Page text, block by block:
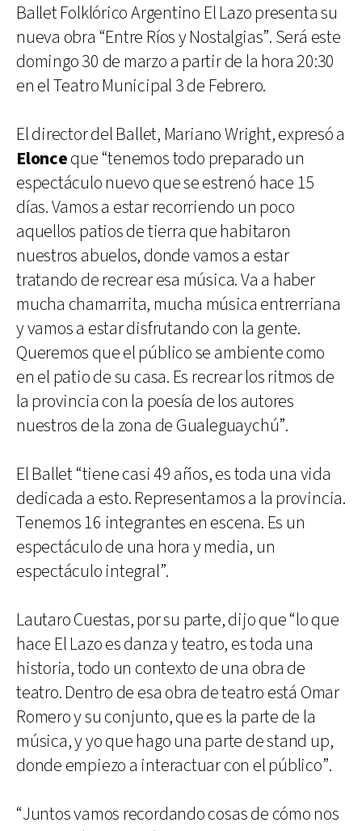
Ballet Folklórico Argentino El Lazo presenta su
nueva obra “Entre Ríos y Nostalgias”. Será este
domingo 30 de marzo a partir de la hora 20:30
en el Teatro Municipal 3 de Febrero.
El director del Ballet, Mariano Wright, expresó a
Elonceque “tenemos todo preparado un
espectáculo nuevo que se estrenó hace 15
días. Vamos a estar recorriendo un poco
aquellos patios de tierra que habitaron
nuestros abuelos, donde vamos a estar
tratando de recrear esa música. Va a haber
mucha chamarrita, mucha música entrerriana
y vamos a estar disfrutando con la gente.
Queremos que el público se ambiente como
en el patio de su casa. Es recrear los ritmos de
la provincia con la poesía de los autores
nuestros de la zona de Gualeguaychú”.
El Ballet “tiene casi 49 años, es toda una vida
dedicada a esto. Representamos a la provincia.
Tenemos 16 integrantes en escena. Es un
espectáculo de una hora y media, un
espectáculo integral”.
Lautaro Cuestas, por su parte, dijo que “lo que
hace El Lazo es danza y teatro, es toda una
historia, todo un contexto de una obra de
teatro. Dentro de esa obra de teatro está Omar
Romero y su conjunto, que es la parte de la
música, y yo que hago una parte de stand up,
donde empiezo a interactuar con el público”.
“Juntos vamos recordando cosas de cómo nos